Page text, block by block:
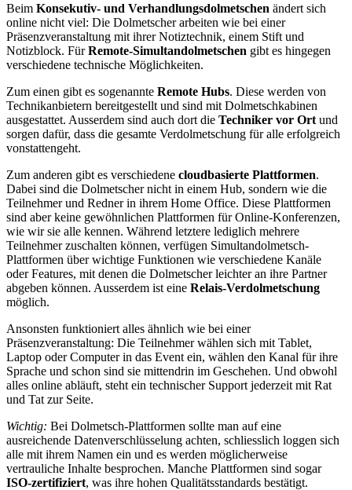
Beim Konsekutiv- und Verhandlungsdolmetschen ändert sich
online nicht viel: Die Dolmetscher arbeiten wie bei einer
Präsenzveranstaltung mit ihrer Notiztechnik, einem Stift und
Notizblock. FürRemote-Simultandolmetschen gibt es hingegen
verschiedene technische Möglichkeiten.
Zum einen gibt es sogenannte Remote Hubs. Diese werden von
Technikanbietern bereitgestellt und sind mit Dolmetschkabinen
ausgestattet. Ausserdem sind auch dort die Techniker vor Ort und
sorgen dafür, dass die gesamte Verdolmetschung für alle erfolgreich
vonstattengeht.
Zum anderen gibt es verschiedene cloudbasierte Plattformen.
Dabei sind die Dolmetscher nicht in einem Hub, sondern wie die
Teilnehmer und Redner in ihrem Home Office. Diese Plattformen
sind aber keine gewöhnlichen Plattformen für Online-Konferenzen,
wie wir sie alle kennen. Während letztere lediglich mehrere
Teilnehmer zuschalten können, verfügen Simultandolmetsch-
Plattformen über wichtige Funktionen wie verschiedene Kanäle
oder Features, mit denen die Dolmetscher leichter an ihre Partner
abgeben können. Ausserdem ist eine Relais-Verdolmetschung
möglich.
Ansonsten funktioniert alles ähnlich wie bei einer
Präsenzveranstaltung: Die Teilnehmer wählen sich mit Tablet,
Laptop oder Computer in das Event ein, wählen den Kanal für ihre
Sprache und schon sind sie mittendrin im Geschehen. Und obwohl
alles online abläuft, steht ein technischer Support jederzeit mit Rat
und Tat zur Seite.
Wichtig: Bei Dolmetsch-Plattformen sollte man auf eine
ausreichende Datenverschlüsselung achten, schliesslich loggen sich
alle mit ihrem Namen ein und es werden möglicherweise
vertrauliche Inhalte besprochen. Manche Plattformen sind sogar
ISO-zertifiziert, was ihre hohen Qualitätsstandards bestätigt.